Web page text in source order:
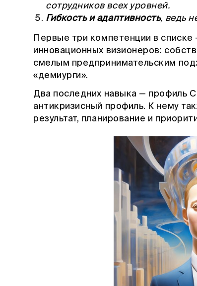
сотрудников всех уровней.
Гибкость и адаптивность, ведь
Первые три компетенции в списке
инновационных визионеров:
смелым предпринимательским
«демиурги».
Два последних навыка — профиль
антикризисный профиль. К нему
результат, планирование и